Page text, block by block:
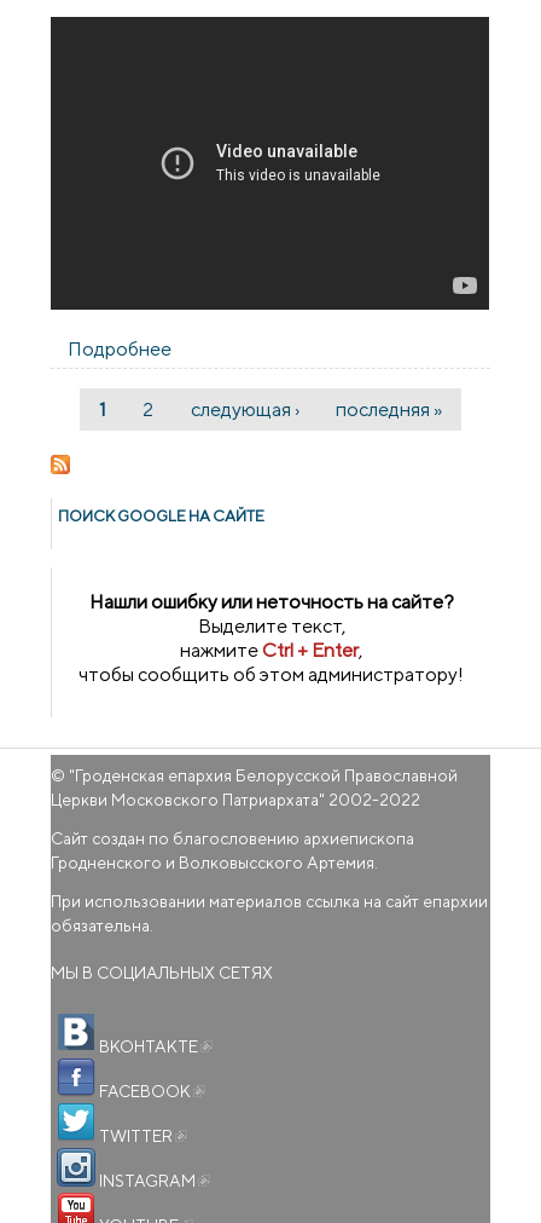
Подробнее
академии Владимир Кириллин прочитал
социальных воззрениях преподобного
Страницы
1 2 следующая › последняя »
ПОИСК GOОGLE НА САЙТЕ
Нашли ошибку или неточность на сайте?
Выделите текст,
нажмитеCtrl + Enter,
чтобы сообщить об этом администратору!
© "Гроденская епархия Белорусской Православной
Церкви Московского Патриархата" 2002-2022
Сайт создан по благословению архиепископа
Гродненского и Волковысского Артемия.
При использовании материалов ссылка на сайт епархии
обязательна.
МЫ В СОЦИАЛЬНЫХ СЕТЯХ
ВКОНТАКТЕ
FACEBOOK
TWITTER
INSTAGRAM